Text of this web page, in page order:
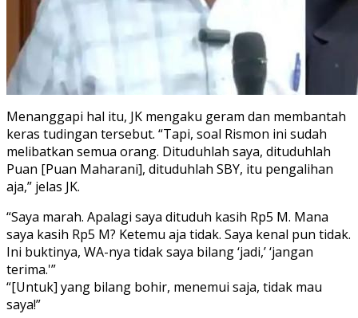
Menanggapi hal itu, JK mengaku geram dan membantah
keras tudingan tersebut. “Tapi, soal Rismon ini sudah
melibatkan semua orang. Dituduhlah saya, dituduhlah
Puan [Puan Maharani], dituduhlah SBY, itu pengalihan
aja,” jelas JK.
“Saya marah. Apalagi saya dituduh kasih Rp5 M. Mana
saya kasih Rp5 M? Ketemu aja tidak. Saya kenal pun tidak.
Ini buktinya, WA-nya tidak saya bilang ‘jadi,’ ‘jangan
terima.'”
“[Untuk] yang bilang bohir, menemui saja, tidak mau
saya!”